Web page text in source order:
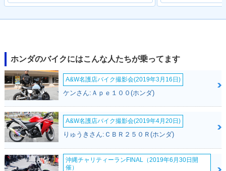
ホンダのバイクにはこんな人たちが乗ってます
A&W名護店バイク撮影会(2019年3月16日)
ケンさん:Ａｐｅ１００(ホンダ)
A&W名護店バイク撮影会(2019年4月20日)
りゅうきさん:ＣＢＲ２５０Ｒ(ホンダ)
沖縄チャリティーランFINAL（2019年6月30日開
催）